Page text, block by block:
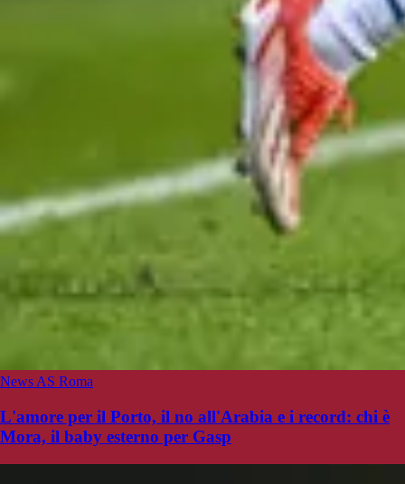
News AS Roma
L'amore per il Porto, il no all'Arabia e i record: chi è
Mora, il baby esterno per Gasp